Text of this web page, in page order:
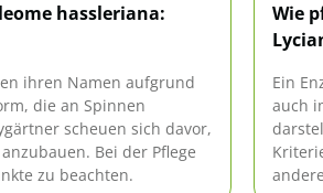
hassleriana:
ihren Namen aufgrund
die an Spinnen
scheuen sich davor,
Bei der Pflege
zu beachten.
Wie
Ein
auch